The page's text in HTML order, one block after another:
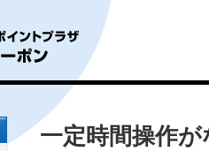
一定時間操作